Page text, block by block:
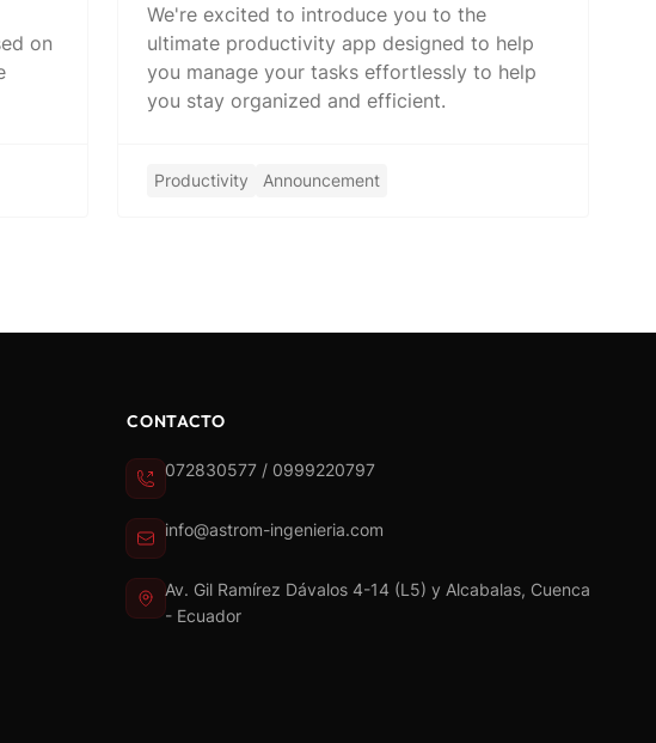
on
We're excited to introduce you to the
ultimate productivity app designed to help
you manage your tasks effortlessly to help
you stay organized and efficient.
Productivity Announcement
CONTACTO
072830577 / 0999220797
info@astrom-ingenieria.com
Av. Gil Ramírez Dávalos 4-14 (L5) y Alcabalas, Cuenca
- Ecuador